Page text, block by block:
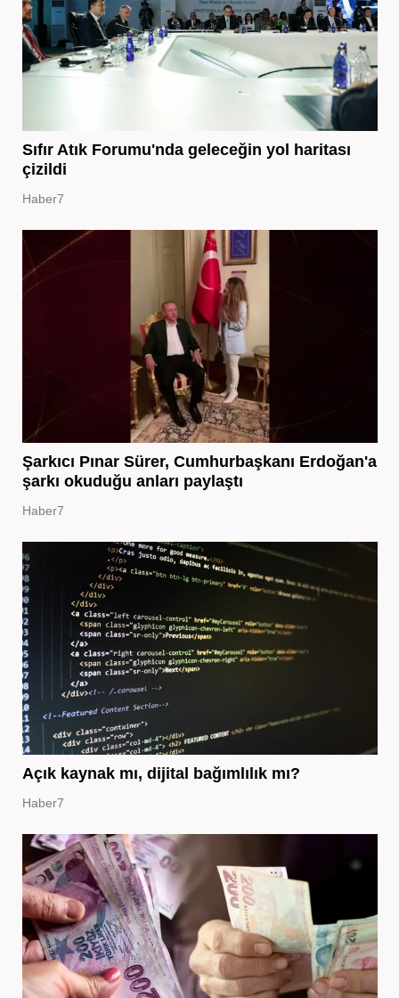
Sıfır Atık Forumu'nda geleceğin yol haritası
çizildi
Haber7
Şarkıcı Pınar Sürer, Cumhurbaşkanı Erdoğan'a
şarkı okuduğu anları paylaştı
Haber7
Açık kaynak mı, dijital bağımlılık mı?
Haber7